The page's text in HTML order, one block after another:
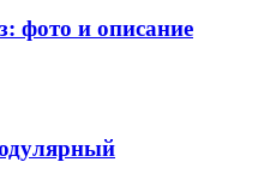
фото и описание